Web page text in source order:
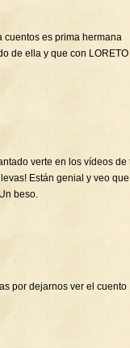
cuentos es prima hermana
de ella y que con LORETO
verte en los vídeos de
Están genial y veo que
beso.
por dejarnos ver el cuento